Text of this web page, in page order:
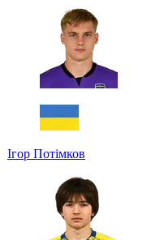
Ігор Потімков